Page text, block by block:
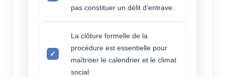
pas constituer un délit d’entrave.
La clôture formelle de la
procédure est essentielle pour
maîtriser le calendrier et le climat
social.